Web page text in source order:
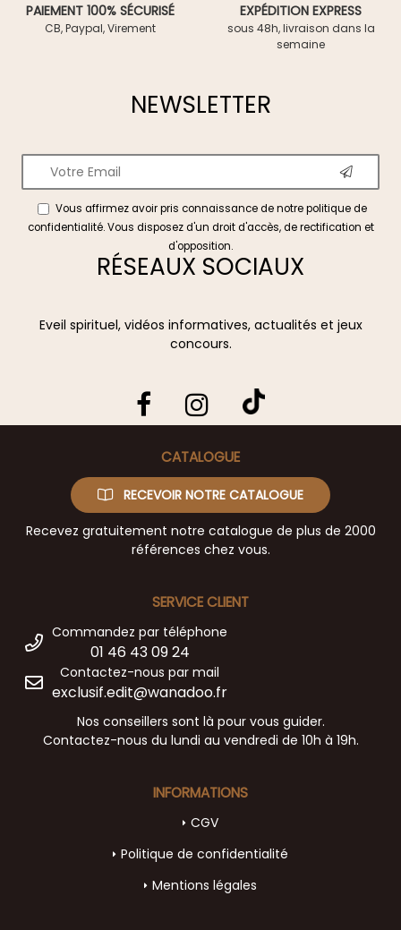
PAIEMENT 100% SÉCURISÉ
CB, Paypal, Virement
EXPÉDITION EXPRESS
sous 48h, livraison dans la
semaine
NEWSLETTER
Vous affirmez avoir pris connaissance de notrepolitique de
confidentialité. Vous disposez d'un droit d'accès, de rectification et
d'opposition.
RÉSEAUX SOCIAUX
Eveil spirituel, vidéos informatives, actualités et jeux
concours.
CATALOGUE
RECEVOIR NOTRE CATALOGUE
Recevez gratuitement notre catalogue de plus de 2000
références chez vous.
SERVICE CLIENT
Commandez par téléphone
01 46 43 09 24
Contactez-nous par mail
exclusif.edit@wanadoo.fr
Nos conseillers sont là pour vous guider.
Contactez-nous du lundi au vendredi de 10h à 19h.
INFORMATIONS
CGV
Politique de confidentialité
Mentions légales